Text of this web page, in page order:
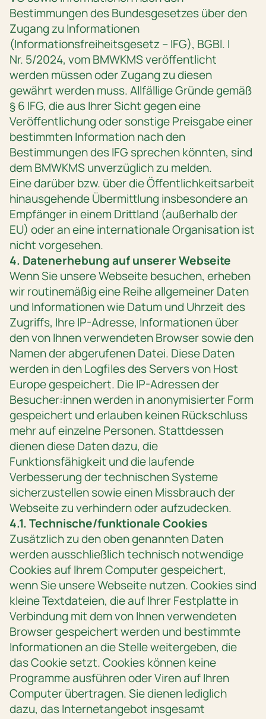
Bestimmungen des Bundesgesetzes über den
Zugang zu Informationen
(Informationsfreiheitsgesetz – IFG), BGBl. I
Nr. 5/2024, vom BMWKMS veröffentlicht
werden müssen oder Zugang zu diesen
gewährt werden muss. Allfällige Gründe gemäß
§ 6 IFG, die aus Ihrer Sicht gegen eine
Veröffentlichung oder sonstige Preisgabe einer
bestimmten Information nach den
Bestimmungen des IFG sprechen könnten, sind
dem BMWKMS unverzüglich zu melden.
Eine darüber bzw. über die Öffentlichkeitsarbeit
hinausgehende Übermittlung insbesondere an
Empfänger in einem Drittland (außerhalb der
EU) oder an eine internationale Organisation ist
nicht vorgesehen.
4. Datenerhebung auf unserer Webseite
Wenn Sie unsere Webseite besuchen, erheben
wir routinemäßig eine Reihe allgemeiner Daten
und Informationen wie Datum und Uhrzeit des
Zugriffs, Ihre IP-Adresse, Informationen über
den von Ihnen verwendeten Browser sowie den
Namen der abgerufenen Datei. Diese Daten
werden in den Logfiles des Servers von Host
Europe gespeichert. Die IP-Adressen der
Besucher:innen werden in anonymisierter Form
gespeichert und erlauben keinen Rückschluss
mehr auf einzelne Personen. Stattdessen
dienen diese Daten dazu, die
Funktionsfähigkeit und die laufende
Verbesserung der technischen Systeme
sicherzustellen sowie einen Missbrauch der
Webseite zu verhindern oder aufzudecken.
4.1. Technische/funktionale Cookies
Zusätzlich zu den oben genannten Daten
werden ausschließlich technisch notwendige
Cookies auf Ihrem Computer gespeichert,
wenn Sie unsere Webseite nutzen. Cookies sind
kleine Textdateien, die auf Ihrer Festplatte in
Verbindung mit dem von Ihnen verwendeten
Browser gespeichert werden und bestimmte
Informationen an die Stelle weitergeben, die
das Cookie setzt. Cookies können keine
Programme ausführen oder Viren auf Ihren
Computer übertragen. Sie dienen lediglich
dazu, das Internetangebot insgesamt